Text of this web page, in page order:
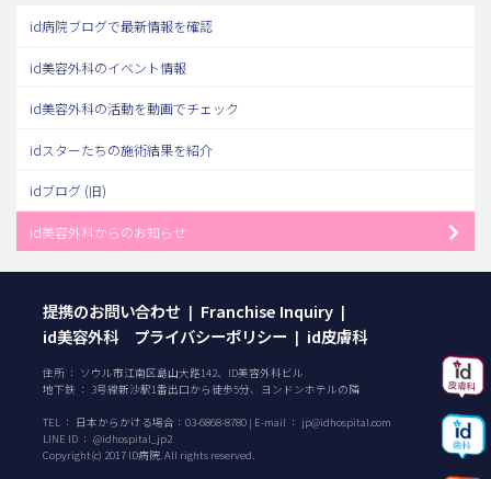
id病院ブログで最新情報を確認
id美容外科のイベント情報
id美容外科の活動を動画でチェック
idスターたちの施術結果を紹介
idブログ (旧)
id美容外科からのお知らせ
提携のお問い合わせ | Franchise Inquiry |
id美容外科 プライバシーポリシー | id皮膚科
住所 ： ソウル市江南区島山大路142、ID美容外科ビル
地下鉄 ： 3号線新沙駅1番出口から徒歩5分、ヨンドンホテルの隣
TEL ： 日本からかける場合： 03-6868-8780 | E-mail ： jp@idhospital.com
LINE ID ： @idhospital_jp2
Copyright(c) 2017 ID病院. All rights reserved.